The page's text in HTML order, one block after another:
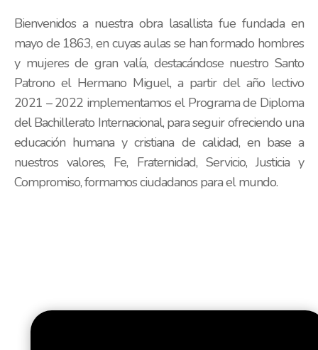
Bienvenidos a nuestra obra lasallista fue fundada en
mayo de 1863, en cuyas aulas se han formado hombres
y mujeres de gran valía, destacándose nuestro Santo
Patrono el Hermano Miguel, a partir del año lectivo
2021 – 2022 implementamos el Programa de Diploma
del Bachillerato Internacional, para seguir ofreciendo una
educación humana y cristiana de calidad, en base a
nuestros valores, Fe, Fraternidad, Servicio, Justicia y
Compromiso, formamos ciudadanos para el mundo.